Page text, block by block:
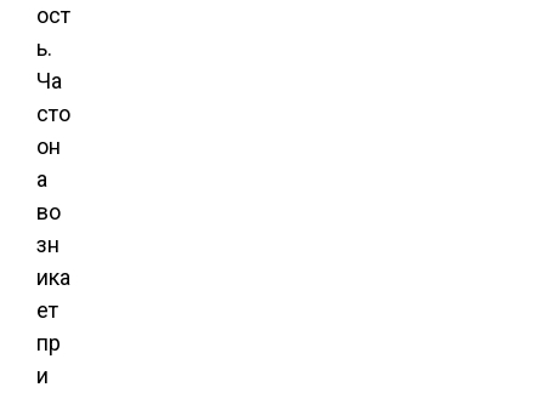
ост
ь.
Ча
сто
он
а
во
зн
ика
ет
пр
и